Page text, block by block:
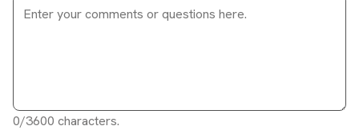
0/3600 characters.